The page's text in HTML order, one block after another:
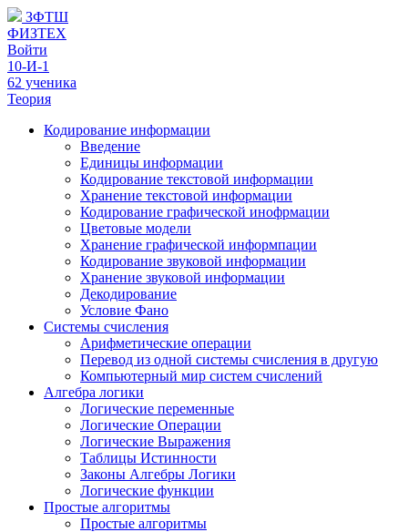
ЗФТШ
ФИЗТЕХ
Войти
10-И-1
62 ученика
Теория
Кодирование информации
Введение
Единицы информации
Кодирование текстовой информации
Хранение текстовой информации
Кодирование графической инофрмации
Цветовые модели
Хранение графической информпации
Кодирование звуковой информации
Хранение звуковой информации
Декодирование
Условие Фано
Системы счисления
Арифметические операции
Перевод из одной системы счисления в другую
Компьютерный мир систем счислений
Алгебра логики
Логические переменные
Логические Операции
Логические Выражения
Таблицы Истинности
Законы Алгебры Логики
Логические функции
Простые алгоритмы
Простые алгоритмы